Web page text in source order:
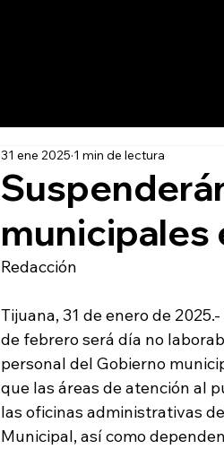
municipales
31 ene 2025 1 min de lectura
Redacción
Tijuana, 31 de enero de
de febrero será día no
personal del Gobierno
que las áreas de atención al
las oficinas administrativas
Municipal, así como